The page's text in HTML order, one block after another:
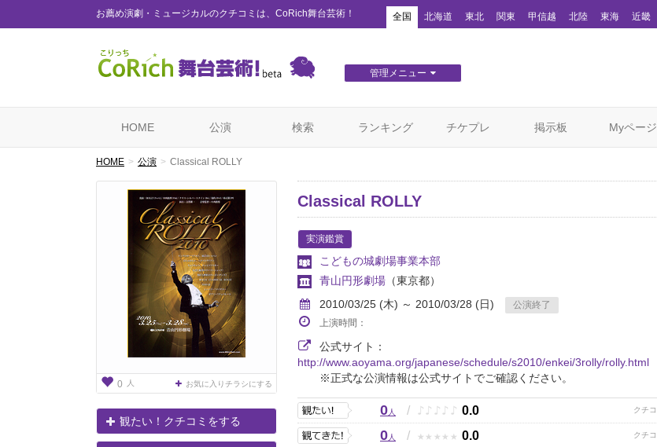
お薦め演劇・ミュージカルのクチコミは、CoRich舞台芸術！ 全国 北海道 東北 関東 甲信越 北陸 東海 近畿
管理メニュー
HOME 公演 検索 ランキング チケプレ 掲示板 Myページ
HOME 公演 Classical ROLLY
0 人 お気に入りチラシにする
観たい！クチコミをする
Classical ROLLY
実演鑑賞
こどもの城劇場事業本部
青山円形劇場 （東京都）
2010/03/25 (木) ～ 2010/03/28 (日)
公演終了
上演時間：
公式サイト：
http://www.aoyama.org/japanese/schedule/s2010/enkei/3rolly/rolly.html
※正式な公演情報は公式サイトでご確認ください。
0人 / ♪ ♪ ♪ ♪ ♪ 0.0
0人 / ★ ★ ★ ★ ★ 0.0